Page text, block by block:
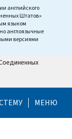
английского
Штатов»
языком
англоязычные
версиями
Mobile
МЕНЮ